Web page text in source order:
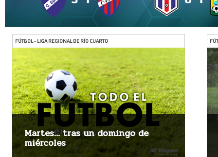
FÚTBOL - LIGA REGIONAL DE RÍO CUARTO
Martes… tras un domingo de
miércoles